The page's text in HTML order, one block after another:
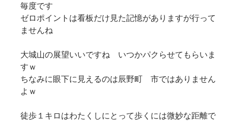
毎度です
ゼロポイントは看板だけ見た記憶がありますが行って
ませんね
大城山の展望いいですね いつかパクらせてもらいま
すｗ
ちなみに眼下に見えるのは辰野町 市ではありません
よｗ
徒歩１キロはわたくしにとって歩くには微妙な距離で